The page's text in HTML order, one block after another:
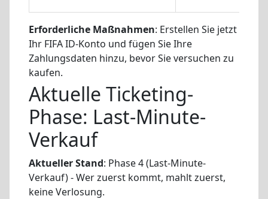
Erforderliche Maßnahmen: Erstellen Sie jetzt
Ihr FIFA ID-Konto und fügen Sie Ihre
Zahlungsdaten hinzu, bevor Sie versuchen zu
kaufen.
Aktuelle Ticketing-
Phase: Last-Minute-
Verkauf
Aktueller Stand: Phase 4 (Last-Minute-
Verkauf) - Wer zuerst kommt, mahlt zuerst,
keine Verlosung.